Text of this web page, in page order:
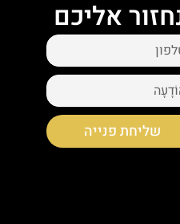
אליכם
שליחת פנייה